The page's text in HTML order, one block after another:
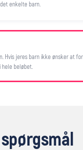
enkelte barn.
Hvis jeres barn ikke ønsker at
hele beløbet.